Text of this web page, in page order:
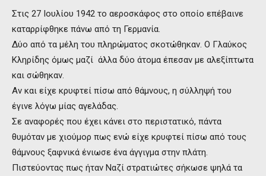
Στις 27 Ιουλίου 1942 το αεροσκάφος στο οποίο επέβαινε
καταρρίφθηκε πάνω από τη Γερμανία.
Δύο από τα μέλη του πληρώματος σκοτώθηκαν. O Γλαύκος
Κληρίδης όμως μαζί άλλα δύο άτομα έπεσαν με αλεξίπτωτα
και σώθηκαν.
Αν και είχε κρυφτεί πίσω από θάμνους, η σύλληψή του
έγινε λόγω μίας αγελάδας.
Σε αναφορές που έχει κάνει στο περιστατικό, πάντα
θυμόταν με χιούμορ πως ενώ είχε κρυφτεί πίσω από τους
θάμνους ξαφνικά ένιωσε ένα άγγιγμα στην πλάτη.
Πιστεύοντας πως ήταν Ναζί στρατιώτες σήκωσε ψηλά τα